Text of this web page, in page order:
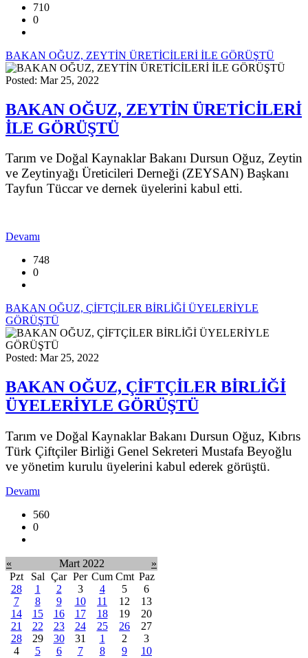
710
0
BAKAN OĞUZ, ZEYTİN ÜRETİCİLERİ İLE GÖRÜŞTÜ
Posted: Mar 25, 2022
BAKAN OĞUZ, ZEYTİN ÜRETİCİLERİ
İLE GÖRÜŞTÜ
Tarım ve Doğal Kaynaklar Bakanı Dursun Oğuz, Zeytin
ve Zeytinyağı Üreticileri Derneği (ZEYSAN) Başkanı
Tayfun Tüccar ve dernek üyelerini kabul etti.
Devamı
748
0
BAKAN OĞUZ, ÇİFTÇİLER BİRLİĞİ ÜYELERİYLE
GÖRÜŞTÜ
Posted: Mar 25, 2022
BAKAN OĞUZ, ÇİFTÇİLER BİRLİĞİ
ÜYELERİYLE GÖRÜŞTÜ
Tarım ve Doğal Kaynaklar Bakanı Dursun Oğuz, Kıbrıs
Türk Çiftçiler Birliği Genel Sekreteri Mustafa Beyoğlu
ve yönetim kurulu üyelerini kabul ederek görüştü.
Devamı
560
0
« Mart 2022
»
Pzt
Sal Çar Per Cum Cmt Paz
28
1 2 3 4 5
6
7
8 9 10 11 12
13
14
15 16 17 18 19
20
21
22 23 24 25 26
27
28
29 30 31 1 2
3
4
5 6 7 8 9 10